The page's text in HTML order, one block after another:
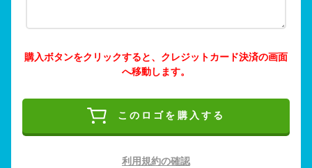
購入ボタンをクリックすると、クレジットカード決済の画面
へ移動します。
このロゴを購入する
利用規約の確認